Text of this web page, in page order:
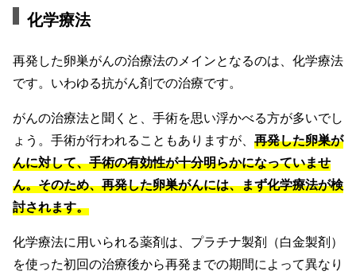
化学療法
再発した卵巣がんの治療法のメインとなるのは、化学療法
です。いわゆる抗がん剤での治療です。
がんの治療法と聞くと、手術を思い浮かべる方が多いでし
ょう。手術が行われることもありますが、 再発した卵巣が
んに対して、手術の有効性が十分明らかになっていませ
ん。そのため、再発した卵巣がんには、まず化学療法が検
討されます。
化学療法に用いられる薬剤は、プラチナ製剤（白金製剤）
を使った初回の治療後から再発までの期間によって異なり